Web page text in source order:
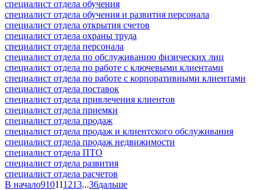
специалист отдела обучения
специалист отдела обучения и развития персонала
специалист отдела открытия счетов
специалист отдела охраны труда
специалист отдела персонала
специалист отдела по обслуживанию физических лиц
специалист отдела по работе с ключевыми клиентами
специалист отдела по работе с корпоративными клиентами
специалист отдела поставок
специалист отдела привлечения клиентов
специалист отдела приемки
специалист отдела продаж
специалист отдела продаж и клиентского обслуживания
специалист отдела продаж недвижимости
специалист отдела ПТО
специалист отдела развития
специалист отдела расчетов
В начало910111213...36дальше